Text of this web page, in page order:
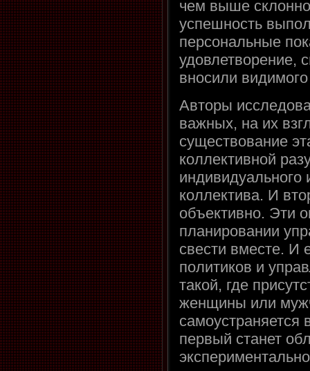
чем выше
успешность
персональные
удовлетворение,
вносили
Авторы
важных, на их
существование
коллективной
индивидуального
коллектива. И
объективно. Эти
планировании
свести вместе. И
политиков и
такой, где
женщины или
первый станет